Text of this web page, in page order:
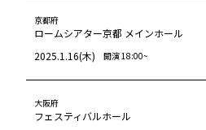
京都府
ロームシアター京都 メインホール
2025.1.16(木) 開演18:00~
大阪府
フェスティバルホール